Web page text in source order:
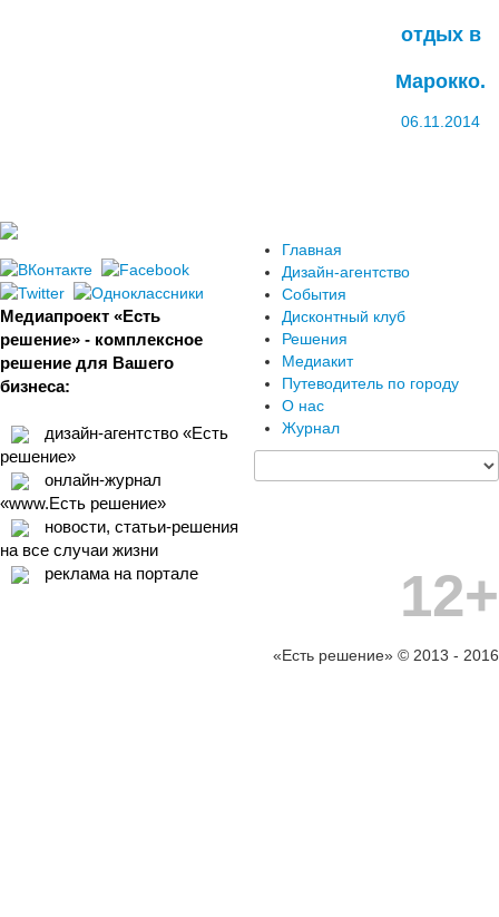
отдых в
Марокко.
06.11.2014
Медиапроект «Есть
решение» - комплексное
решение для Вашего
бизнеса:
дизайн-агентство «Есть
решение»
онлайн-журнал
«www.Есть решение»
новости, статьи-решения
на все случаи жизни
реклама на портале
Главная
Дизайн-агентство
События
Дисконтный клуб
Решения
Медиакит
Путеводитель по городу
О нас
Журнал
12+
«Есть решение» © 2013 - 2016